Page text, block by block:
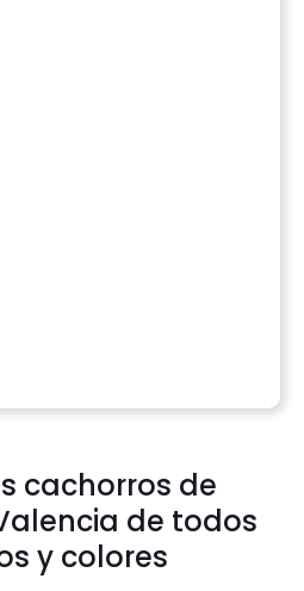
cachorros de
de todos
y colores